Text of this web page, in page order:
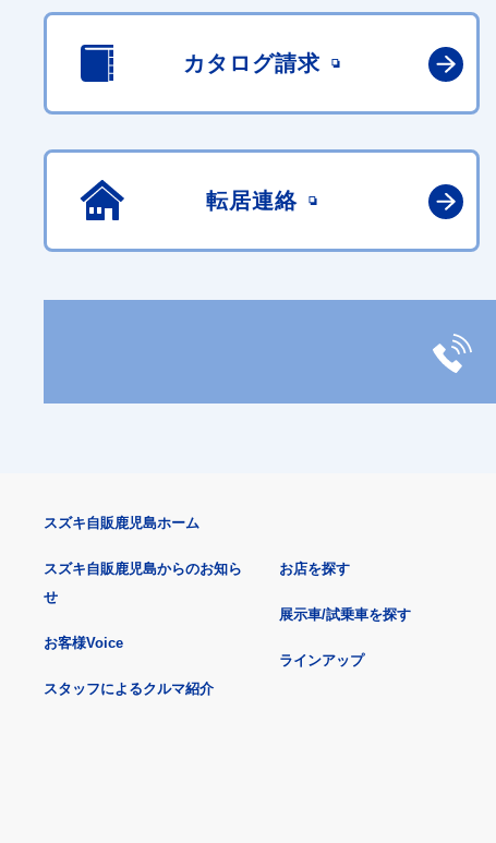
カタログ請求
転居連絡
スズキ自販鹿児島ホーム
スズキ自販鹿児島からのお知ら
せ
お客様Voice
スタッフによるクルマ紹介
お店を探す
展示車/試乗車を探す
ラインアップ